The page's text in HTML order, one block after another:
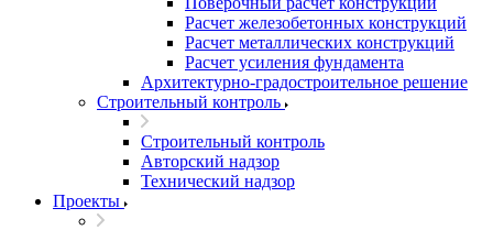
Расчет железобетонных конструкций
Расчет металлических конструкций
Расчет усиления фундамента
Архитектурно-градостроительное решение
Строительный контроль
Строительный контроль
Авторский надзор
Технический надзор
Проекты